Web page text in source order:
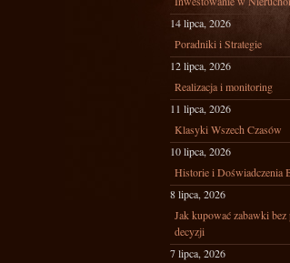
14 lipca, 2026
Poradniki i Strategie
12 lipca, 2026
Realizacja i monitoring
11 lipca, 2026
Klasyki Wszech Czasów
10 lipca, 2026
Historie i Doświadczenia
8 lipca, 2026
Jak kupować zabawki
decyzji
7 lipca, 2026